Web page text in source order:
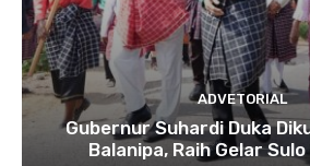
ADVETORIAL
Gubernur Suhardi Duka
Balanipa, Raih Gelar